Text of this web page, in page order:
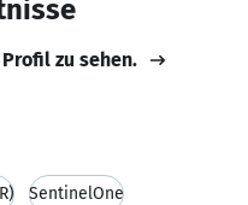
zu sehen.
SentinelOne